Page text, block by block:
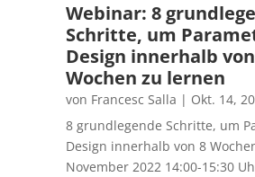
Webinar: 8
Schritte, um
Design innerhalb
Wochen zu lernen
von Francesc Salla | Okt. 14,
8 grundlegende Schritte, um
Design innerhalb von 8
November 2022 14:00-15:30